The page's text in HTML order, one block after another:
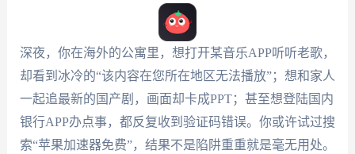
深夜，你在海外的公寓里，想打开某音乐APP听听老歌，
却看到冰冷的“该内容在您所在地区无法播放”；想和家人
一起追最新的国产剧，画面却卡成PPT；甚至想登陆国内
银行APP办点事，都反复收到验证码错误。你或许试过搜
索“苹果加速器免费”，结果不是陷阱重重就是毫无用处。